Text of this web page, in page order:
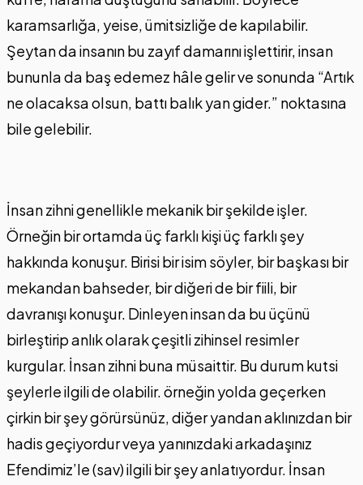
karamsarlığa, yeise, ümitsizliğe de kapılabilir.
Şeytan da insanın bu zayıf damarını işlettirir, insan
bununla da baş edemez hâle gelir ve sonunda “Artık
ne olacaksa olsun, battı balık yan gider.” noktasına
bile gelebilir.
İnsan zihni genellikle mekanik bir şekilde işler.
Örneğin bir ortamda üç farklı kişi üç farklı şey
hakkında konuşur. Birisi bir isim söyler, bir başkası bir
mekandan bahseder, bir diğeri de bir fiili, bir
davranışı konuşur. Dinleyen insan da bu üçünü
birleştirip anlık olarak çeşitli zihinsel resimler
kurgular. İnsan zihni buna müsaittir. Bu durum kutsi
şeylerle ilgili de olabilir. örneğin yolda geçerken
çirkin bir şey görürsünüz, diğer yandan aklınızdan bir
hadis geçiyordur veya yanınızdaki arkadaşınız
Efendimiz’le (sav) ilgili bir şey anlatıyordur. İnsan